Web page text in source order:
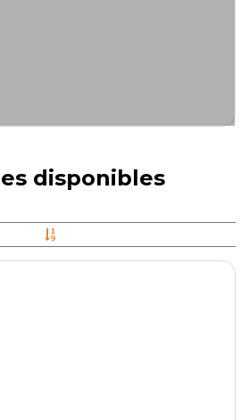
disponibles